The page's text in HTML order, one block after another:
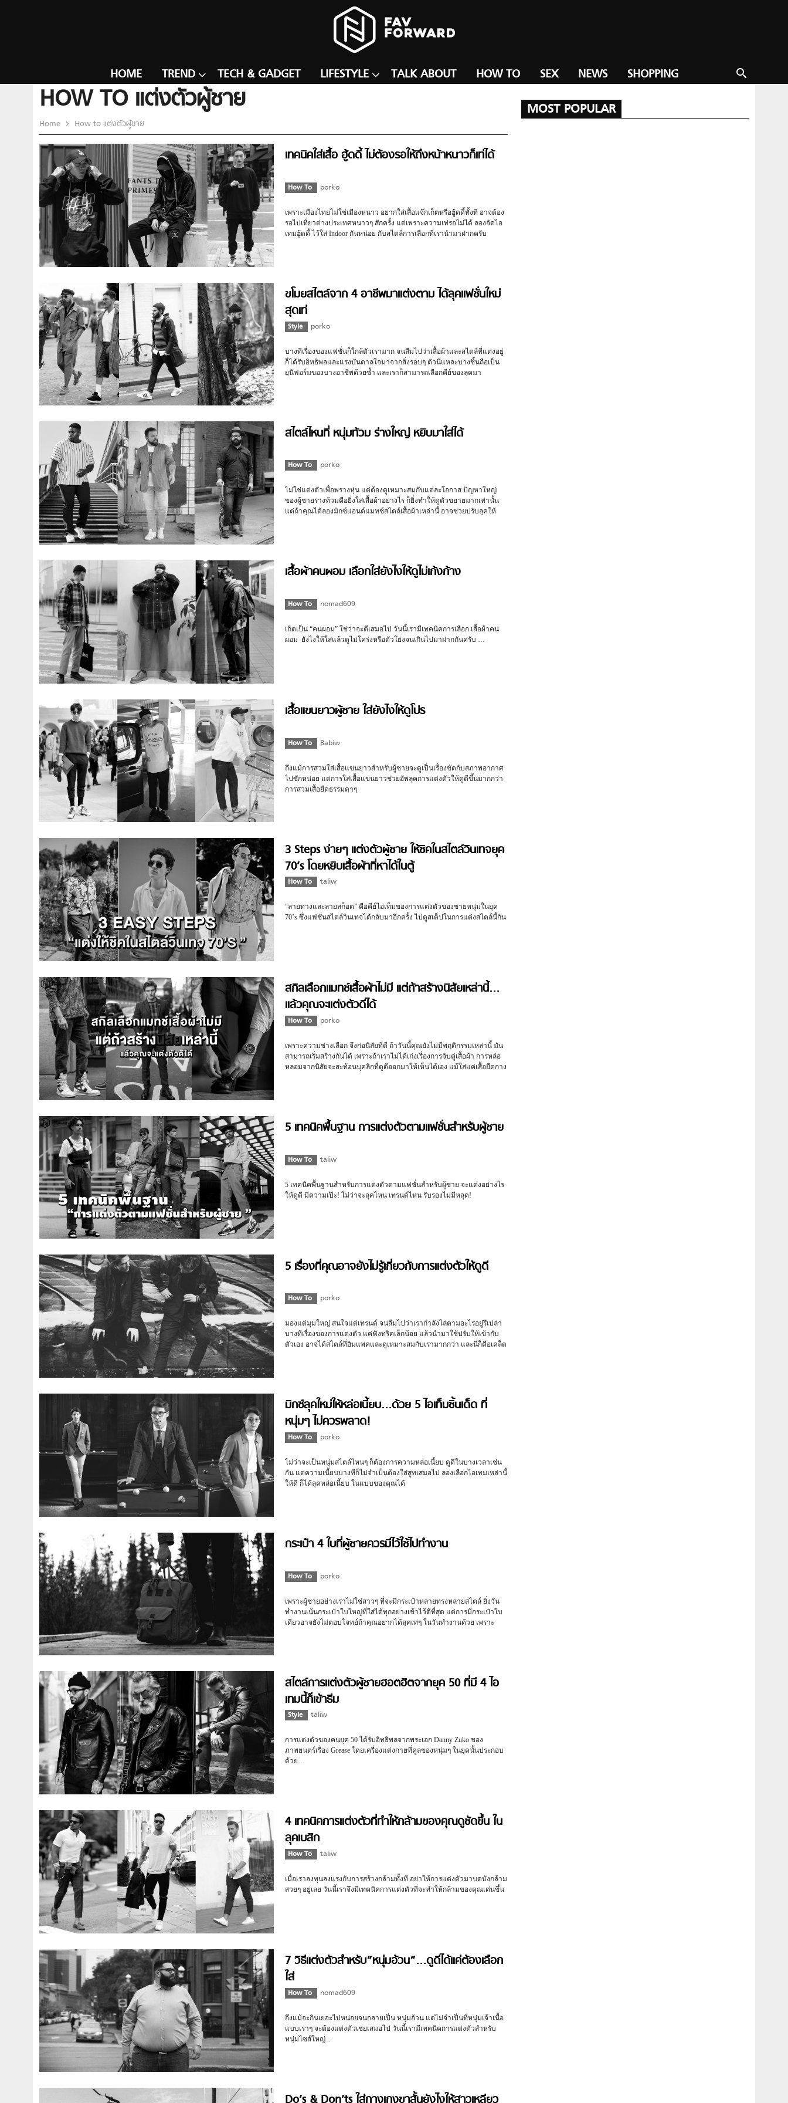
search
HOME TREND TECH & GADGET LIFESTYLE TALK ABOUT HOW TO SEX NEWS SHOPPING
HOW TO แต่งตัวผู้ชาย
Home How to แต่งตัวผู้ชาย
เทคนิคใส่เสื้อ ฮู้ดดี้ ไม่ต้องรอให้ถึงหน้าหนาวก็เท่ได้
How To porko
เพราะเมืองไทยไม่ใช่เมืองหนาว อยากใส่เสื้อแจ๊กเก็ตหรือฮู้ดดี้ทั้งที อาจต้อง
รอไปเที่ยวต่างประเทศหนาวๆ สักครั้ง แต่เพราะความเท่รอไม่ได้ ลองจัดไอ
เทมฮู้ดดี้ ไว้ใส่ Indoor กันหน่อย กับสไตล์การเลือกที่เรานำมาฝากครับ
ขโมยสไตล์จาก 4 อาชีพมาแต่งตาม ได้ลุคแฟชั่นใหม่
สุดเท่
Style porko
บางทีเรื่องของแฟชั่นก็ใกล้ตัวเรามาก จนลืมไปว่าเสื้อผ้าและสไตล์ที่แต่งอยู่
ก็ได้รับอิทธิพลและแรงบันดาลใจมาจากสิ่งรอบๆ ตัวนี่แหละบางชิ้นถือเป็น
ยูนิฟอร์มของบางอาชีพด้วยซ้ำ และเราก็สามารถเลือกคีย์ของลุคมา
สไตล์ไหนที่ หนุ่มท้วม ร่างใหญ่ หยิบมาใส่ได้
How To porko
ไม่ใช่แต่งตัวเพื่อพรางหุ่น แต่ต้องดูเหมาะสมกับแต่ละโอกาส ปัญหาใหญ่
ของผู้ชายร่างท้วมคือยิ่งใส่เสื้อผ้าอย่างไร ก็ยิ่งทำให้ดูตัวขยายมากเท่านั้น
แต่ถ้าคุณได้ลองมิกซ์แอนด์แมทช์สไตล์เสื้อผ้าเหล่านี้ อาจช่วยปรับลุคให้
เสื้อผ้าคนผอม เลือกใส่ยังไงให้ดูไม่เก้งก้าง
How To nomad609
เกิดเป็น “คนผอม” ใช่ว่าจะดีเสมอไป วันนี้เรามีเทคนิคการเลือก เสื้อผ้าคน
ผอม ยังไงให้ใส่แล้วดูไม่โคร่งหรือตัวโย่งจนเกินไปมาฝากกันครับ …
เสื้อแขนยาวผู้ชาย ใส่ยังไงให้ดูโปร
How To Babiw
ถึงแม้การสวมใส่เสื้อแขนยาวสำหรับผู้ชายจะดูเป็นเรื่องขัดกับสภาพอากาศ
ไปซักหน่อย แต่การใส่เสื้อแขนยาวช่วยอัพลุคการแต่งตัวให้ดูดีขึ้นมากกว่า
การสวมเสื้อยืดธรรมดาๆ
3 Steps ง่ายๆ แต่งตัวผู้ชาย ให้ชิคในสไตล์วินเทจยุค
70’s โดยหยิบเสื้อผ้าที่หาได้ในตู้
How To taliw
“ลายทางและลายสก็อต” คือคีย์ไอเท็มของการแต่งตัวของชายหนุ่มในยุค
70’s ซึ่งแฟชั่นสไตล์วินเทจได้กลับมาอีกครั้ง ไปดูสเต็ปในการแต่งสไตล์นี้กัน
สกิลเลือกแมทช์เสื้อผ้าไม่มี แต่ถ้าสร้างนิสัยเหล่านี้…
แล้วคุณจะแต่งตัวดีได้
How To porko
เพราะความช่างเลือก จึงก่อนิสัยที่ดี ถ้าวันนี้คุณยังไม่มีพฤติกรรมเหล่านี้ มัน
สามารถเริ่มสร้างกันได้ เพราะถ้าเราไม่ได้เก่งเรื่องการจับคู่เสื้อผ้า การหล่อ
หลอมจากนิสัยจะสะท้อนบุคลิกที่ดูดีออกมาให้เห็นได้เอง แม้ใส่แค่เสื้อยืดกาง
5 เทคนิคพื้นฐาน การแต่งตัวตามแฟชั่นสำหรับผู้ชาย
How To taliw
5 เทคนิคพื้นฐานสำหรับการแต่งตัวตามแฟชั่นสำหรับผู้ชาย จะแต่งอย่างไร
ให้ดูดี มีความเป๊ะ! ไม่ว่าจะลุคไหน เทรนด์ไหน รับรองไม่มีหลุด!
5 เรื่องที่คุณอาจยังไม่รู้เกี่ยวกับการแต่งตัวให้ดูดี
How To porko
มองแต่มุมใหญ่ สนใจแต่เทรนด์ จนลืมไปว่าเรากำลังไล่ตามอะไรอยู่รึเปล่า
บางทีเรื่องของการแต่งตัว แค่ฟังทริคเล็กน้อย แล้วนำมาใช้ปรับให้เข้ากับ
ตัวเอง อาจได้สไตล์ที่อิมแพคและดูเหมาะสมกับเรามากกว่า และนี่ก็คือเคล็ด
มิกซ์ลุคใหม่ให้หล่อเนี้ยบ…ด้วย 5 ไอเท็มชิ้นเด็ด ที่
หนุ่มๆ ไม่ควรพลาด!
How To porko
ไม่ว่าจะเป็นหนุ่มสไตล์ไหนๆ ก็ต้องการความหล่อเนี้ยบ ดูดีในบางเวลาเช่น
กัน แต่ความเนี้ยบบางทีก็ไม่จำเป็นต้องใส่สูทเสมอไป ลองเลือกไอเทมเหล่านี้
ให้ดี ก็ได้ลุคหล่อเนี้ยบ ในแบบของคุณได้
กระเป๋า 4 ใบที่ผู้ชายควรมีไว้ใช้ไปทำงาน
How To porko
เพราะผู้ชายอย่างเราไม่ใช่สาวๆ ที่จะมีกระเป๋าหลายทรงหลายสไตล์ ยิ่งวัน
ทำงานเน้นกระเป๋าใบใหญ่ที่ใส่ได้ทุกอย่างเข้าไว้ดีที่สุด แต่การมีกระเป๋าใบ
เดียวอาจยังไม่ตอบโจทย์ถ้าคุณอยากได้ลุคเท่ๆ ในวันทำงานด้วย เพราะ
สไตล์การแต่งตัวผู้ชายฮอตฮิตจากยุค 50 ที่มี 4 ไอ
เทมนี้ก็เข้าธีม
Style taliw
การแต่งตัวของคนยุค 50 ได้รับอิทธิพลจากพระเอก Danny Zuko ของ
ภาพยนตร์เรื่อง Grease โดยเครื่องแต่งกายที่คูลของหนุ่มๆ ในยุคนั้นประกอบ
ด้วย…
4 เทคนิคการแต่งตัวที่ทำให้กล้ามของคุณดูชัดขึ้น ใน
ลุคเบสิก
How To taliw
เมื่อเราลงทุนลงแรงกับการสร้างกล้ามทั้งที อย่าให้การแต่งตัวมาบดบังกล้าม
สวยๆ อยู่เลย วันนี้เราจึงมีเทคนิคการแต่งตัวที่จะทำให้กล้ามของคุณเด่นขึ้น
7 วิธีแต่งตัวสำหรับ”หนุ่มอ้วน”…ดูดีได้แค่ต้องเลือก
ใส่
How To nomad609
ถึงแม้จะกินเยอะไปหน่อยจนกลายเป็น หนุ่มอ้วน แต่ไม่จำเป็นที่หนุ่มเจ้าเนื้อ
แบบเราๆ จะต้องแต่งตัวเชยเสมอไป วันนี้เรามีเทคนิคการแต่งตัวสำหรับ
หนุ่มไซส์ใหญ่ ..
MOST POPULAR